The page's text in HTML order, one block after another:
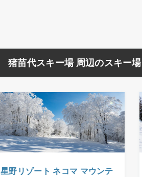
猪苗代スキー場 周辺のスキー場
星野リゾート ネコマ マウンテ